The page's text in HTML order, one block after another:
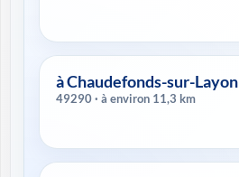
à Chaudefonds-sur-Layon
49290 · à environ 11,3 km